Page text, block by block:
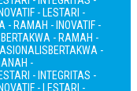
- LESTARI -
- RAMAH - INOVATIF -
BERTAKWA - RAMAH -
BERTAKWA -
-
- INTEGRITAS -
- LESTARI -